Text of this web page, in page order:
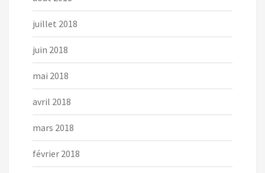
juillet 2018
juin 2018
mai 2018
avril 2018
mars 2018
février 2018